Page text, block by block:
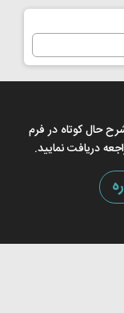
شرح حال کوتاه در فرم
دریافت نمایید.